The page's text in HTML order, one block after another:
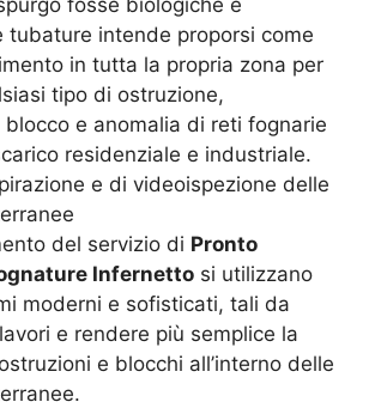
fosse biologiche e
tubature intende proporsi come
in tutta la propria zona per
tipo di ostruzione,
e anomalia di reti fognarie
residenziale e industriale.
e di videoispezione delle
del servizio di Pronto
Infernetto si utilizzano
moderni e sofisticati, tali da
e rendere più semplice la
e blocchi all’interno delle